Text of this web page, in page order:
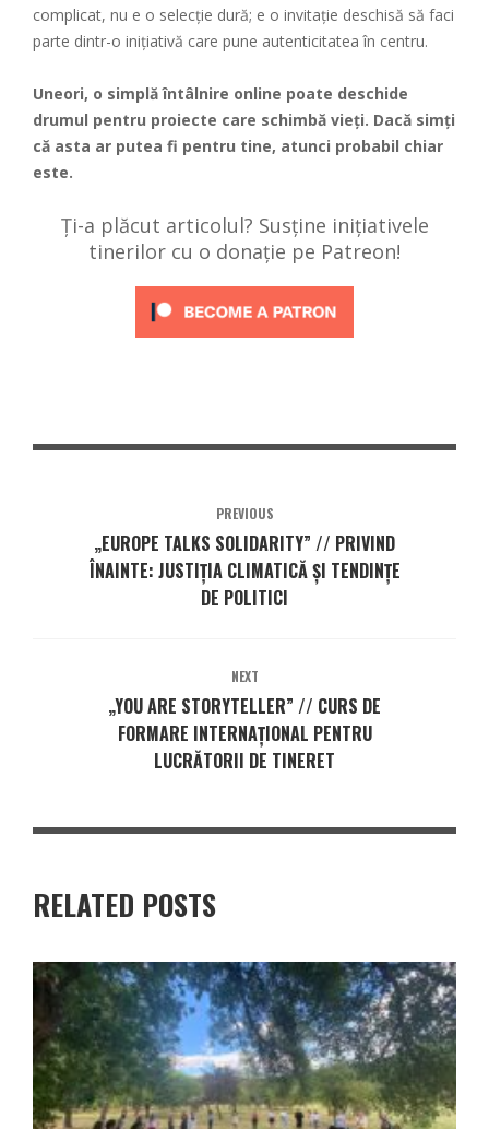
complicat, nu e o selecție dură; e o invitație deschisă să faci
parte dintr-o inițiativă care pune autenticitatea în centru.
Uneori, o simplă întâlnire online poate deschide
drumul pentru proiecte care schimbă vieți. Dacă simți
că asta ar putea fi pentru tine, atunci probabil chiar
este.
Ți-a plăcut articolul? Susține inițiativele
tinerilor cu o donație pe Patreon!
PREVIOUS
„EUROPE TALKS SOLIDARITY” // PRIVIND
ÎNAINTE: JUSTIȚIA CLIMATICĂ ȘI TENDINȚE
DE POLITICI
NEXT
„YOU ARE STORYTELLER” // CURS DE
FORMARE INTERNAȚIONAL PENTRU
LUCRĂTORII DE TINERET
RELATED POSTS